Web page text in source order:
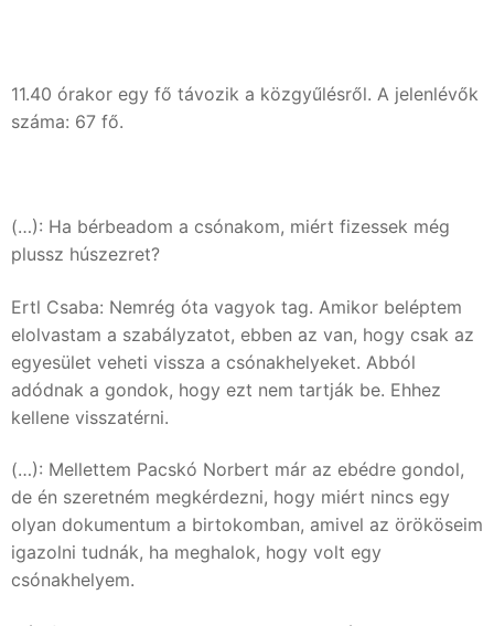
11.40 órakor egy fő távozik a közgyűlésről. A jelenlévők
száma: 67 fő.
(…): Ha bérbeadom a csónakom, miért fizessek még
plussz húszezret?
Ertl Csaba: Nemrég óta vagyok tag. Amikor beléptem
elolvastam a szabályzatot, ebben az van, hogy csak az
egyesület veheti vissza a csónakhelyeket. Abból
adódnak a gondok, hogy ezt nem tartják be. Ehhez
kellene visszatérni.
(…): Mellettem Pacskó Norbert már az ebédre gondol,
de én szeretném megkérdezni, hogy miért nincs egy
olyan dokumentum a birtokomban, amivel az örököseim
igazolni tudnák, ha meghalok, hogy volt egy
csónakhelyem.